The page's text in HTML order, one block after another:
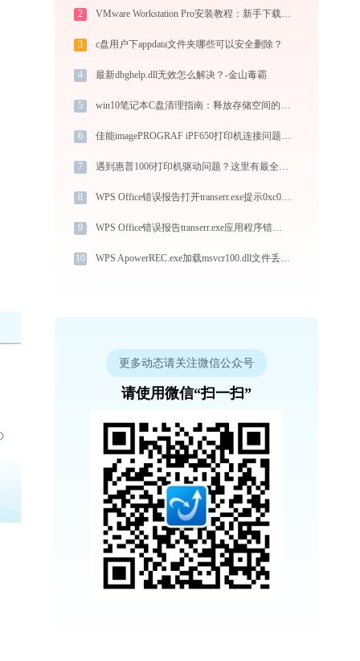
2 VMware Workstation Pro安装教程：新手下载安装完整图文指引
3 c盘用户下appdata文件夹哪些可以安全删除？
4 最新dbghelp.dll无效怎么解决？-金山毒霸
5 win10笔记本C盘清理指南：释放存储空间的实用方法
6 佳能imagePROGRAF iPF650打印机连接问题？解决方法 - 金山毒霸
7 遇到惠普1006打印机驱动问题？这里有最全的下载及安装指导
8 WPS Office错误报告打开transerr.exe提示0xc000000d错误码怎么办
9 WPS Office错误报告transerr.exe应用程序错误0xc000000d解决方法
10 WPS ApowerREC.exe加载msvcr100.dll文件丢失处理办法
更多动态请关注微信公众号
请使用微信“扫一扫”